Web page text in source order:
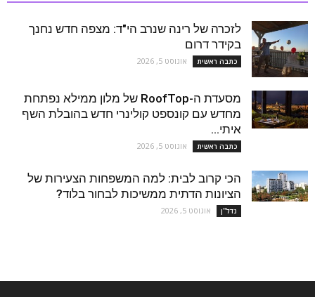
לזכרה של רינה שנרב הי"ד: מצפה חדש נחנך
בקידר דרום
כתבה ראשית אוגוסט 5, 2026
מסעדת ה-RoofTop של מלון ממילא נפתחת
מחדש עם קונספט קולינרי חדש בהובלת השף
איתי...
כתבה ראשית אוגוסט 5, 2026
הכי קרוב לבית: למה המשפחות הצעירות של
הציונות הדתית ממשיכות לבחור בלוד?
נדל''ן אוגוסט 5, 2026